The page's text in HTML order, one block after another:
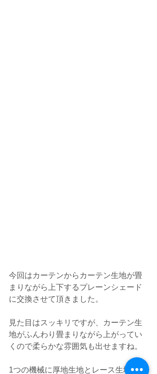
今回はカーテンからカーテン生地が畳
まりながら上下するプレーンシェード
に交換させて頂きました。
見た目はスッキリですが、カーテン生
地がふんわり畳まりながら上がってい
くので柔らかな雰囲気も出せますね。
1つの機械に厚地生地とレース生地の両